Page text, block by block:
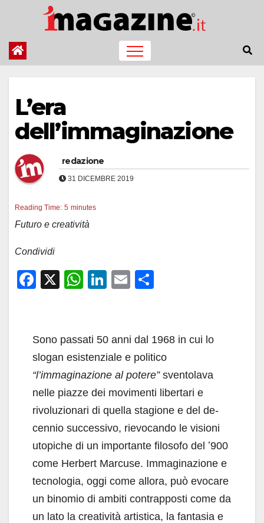
contenuto
L’era
dell’immaginazione
redazione
31 DICEMBRE 2019
Reading Time: 5 minutes
Futuro e creatività
Condividi
F
e
b
o
o
k
X
W
s
A
p
p
Li
e
dI
n
E
di
vi
di
Sono passati 50 anni dal 1968 in cui lo
slogan esistenziale e politico
“l’immaginazione al potere” svento­lava
nelle piazze dei movimenti liber­tari e
rivoluzionari di quella stagione e del de­
cennio successivo, rievocando le visioni
utopi­che di un importante filosofo del ʼ900
come Her­bert Marcuse. Immaginazione e
tecnologia, oggi come allora, può evocare
un binomio di ambi­ti contrapposti come da
un lato la creatività arti­stica, la fantasia e